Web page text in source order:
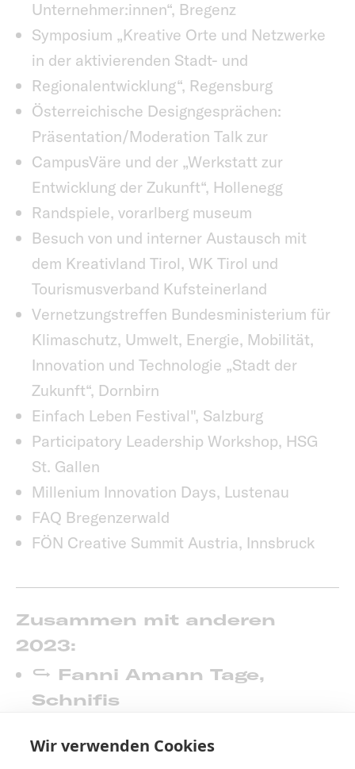
Wir verwenden Cookies
Unternehmer:innen“, Bregenz
Symposium „Kreative Orte und Netzwerke
in der aktivierenden Stadt- und
Regionalentwicklung“, Regensburg
Österreichische Designgesprächen:
Präsentation/Moderation Talk zur
CampusVäre und der „Werkstatt zur
Entwicklung der Zukunft“, Hollenegg
Randspiele, vorarlberg museum
Besuch von und interner Austausch mit
dem Kreativland Tirol, WK Tirol und
Tourismusverband Kufsteinerland
Vernetzungstreffen Bundesministerium für
Klimaschutz, Umwelt, Energie, Mobilität,
Innovation und Technologie „Stadt der
Zukunft“, Dornbirn
Einfach Leben Festival", Salzburg
Participatory Leadership Workshop, HSG
St. Gallen
Millenium Innovation Days, Lustenau
FAQ Bregenzerwald
FÖN Creative Summit Austria, Innsbruck
Zusammen mit anderen
2023:
Fanni Amann Tage,
Schnifis